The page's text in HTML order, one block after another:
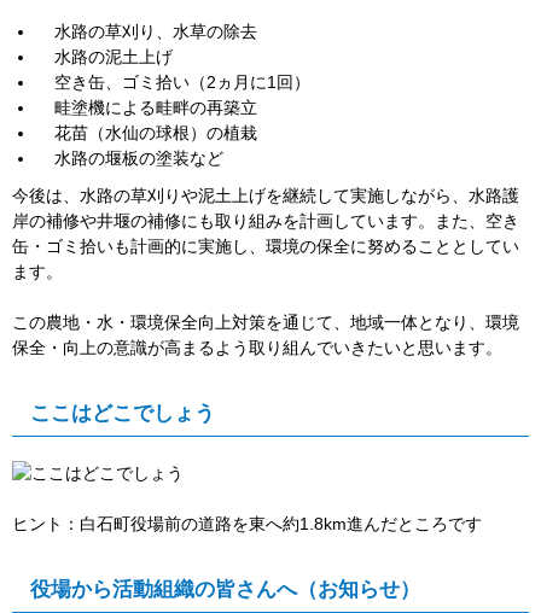
水路の草刈り、水草の除去
水路の泥土上げ
空き缶、ゴミ拾い（2ヵ月に1回）
畦塗機による畦畔の再築立
花苗（水仙の球根）の植栽
水路の堰板の塗装など
今後は、水路の草刈りや泥土上げを継続して実施しながら、水路護
岸の補修や井堰の補修にも取り組みを計画しています。また、空き
缶・ゴミ拾いも計画的に実施し、環境の保全に努めることとしてい
ます。
この農地・水・環境保全向上対策を通じて、地域一体となり、環境
保全・向上の意識が高まるよう取り組んでいきたいと思います。
ここはどこでしょう
ヒント：白石町役場前の道路を東へ約1.8km進んだところです
役場から活動組織の皆さんへ（お知らせ）